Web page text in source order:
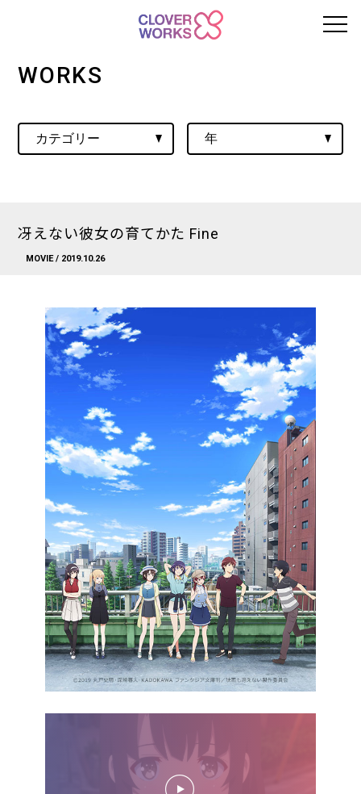
WORKS
冴えない彼女の育てかた Fine
MOVIE/ 2019.10.26